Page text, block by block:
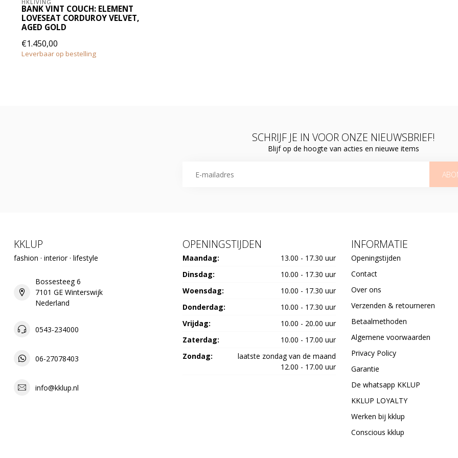
HKLIVING
BANK VINT COUCH: ELEMENT
LOVESEAT CORDUROY VELVET,
AGED GOLD
€1.450,00
Leverbaar op bestelling
SCHRIJF JE IN VOOR ONZE NIEUWSBRIEF!
Blijf op de hoogte van acties en nieuwe items
KKLUP
fashion · interior · lifestyle
Bossesteeg 6
7101 GE Winterswijk
Nederland
0543-234000
06-27078403
info@kklup.nl
OPENINGSTIJDEN
Maandag:
13.00 - 17.30 uur
Dinsdag:
10.00 - 17.30 uur
Woensdag:
10.00 - 17.30 uur
Donderdag:
10.00 - 17.30 uur
Vrijdag:
10.00 - 20.00 uur
Zaterdag:
10.00 - 17.00 uur
Zondag:
laatste zondag van de maand
12.00 - 17.00 uur
INFORMATIE
Openingstijden
Contact
Over ons
Verzenden & retourneren
Betaalmethoden
Algemene voorwaarden
Privacy Policy
Garantie
De whatsapp KKLUP
KKLUP LOYALTY
Werken bij kklup
Conscious kklup